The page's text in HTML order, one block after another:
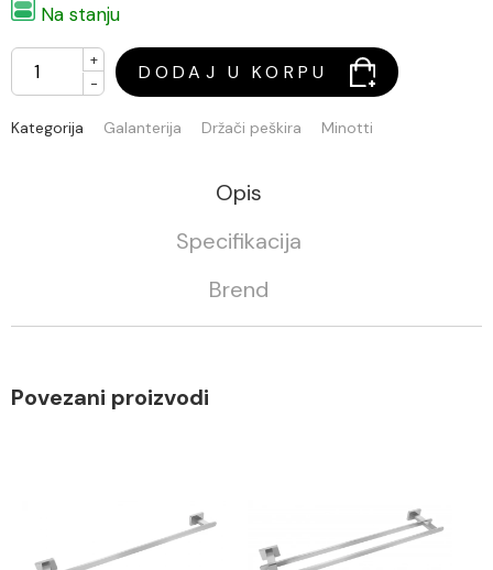
Na stanju
+
-
DODAJ U KORPU
Kategorija Galanterija Držači peškira Minotti
Opis
Specifikacija
Brend
Povezani proizvodi